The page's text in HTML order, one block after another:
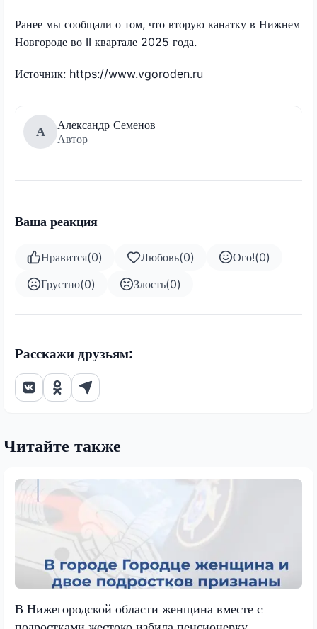
Ранее мы сообщали о том, что вторую канатку в Нижнем
Новгороде во II квартале 2025 года.
Источник: https://www.vgoroden.ru
А
Александр Семенов
Автор
Ваша реакция
Нравится(0) Любовь(0) Ого!(0)
Грустно(0) Злость(0)
Расскажи друзьям:
Читайте также
В Нижегородской области женщина вместе с